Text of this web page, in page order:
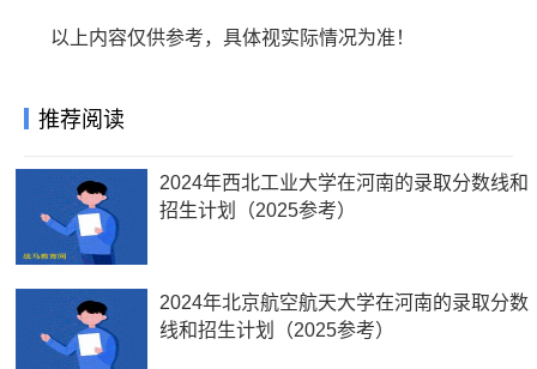
以上内容仅供参考，具体视实际情况为准！
推荐阅读
2024年西北工业大学在河南的录取分数线和
招生计划（2025参考）
2024年北京航空航天大学在河南的录取分数
线和招生计划（2025参考）